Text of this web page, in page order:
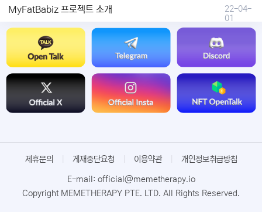
MyFatBabiz 프로젝트 소개
22-04-
01
제휴문의 게재중단요청 이용약관 개인정보취급방침
E-mail: official@memetherapy.io
Copyright MEMETHERAPY PTE. LTD. All Rights Reserved.